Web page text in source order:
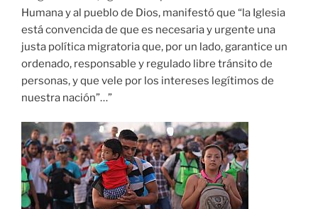
Humana y al pueblo de Dios, manifestó que “la Iglesia
está convencida de que es necesaria y urgente una
justa política migratoria que, por un lado, garantice un
ordenado, responsable y regulado libre tránsito de
personas, y que vele por los intereses legítimos de
nuestra nación”…”